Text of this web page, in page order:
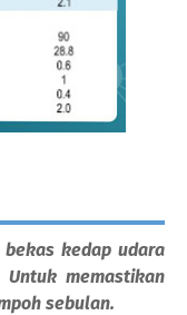
bekas kedap udara
memastikan
sebulan.